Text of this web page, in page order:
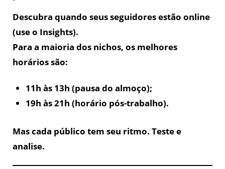
Descubra quando seus seguidores estão online
(use o Insights).
Para a maioria dos nichos, os melhores
horários são:
11h às 13h (pausa do almoço);
19h às 21h (horário pós-trabalho).
Mas cada público tem seu ritmo. Teste e
analise.